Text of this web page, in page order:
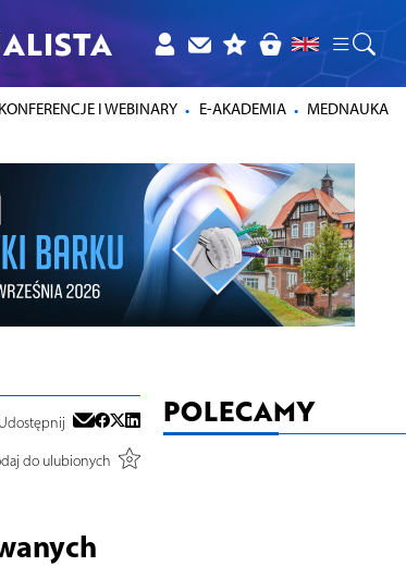
KONFERENCJE I WEBINARY E-AKADEMIA MEDNAUKA
Udostępnij
do ulubionych
POLECAMY